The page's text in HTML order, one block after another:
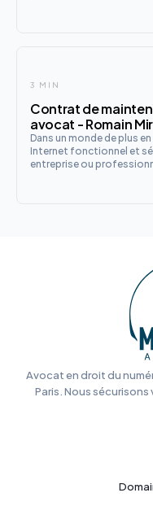
3 MIN
Contrat de
avocat - Romain
Dans un monde de plus
Internet fonctionnel et
entreprise ou
Avocat en droit du
Paris. Nous